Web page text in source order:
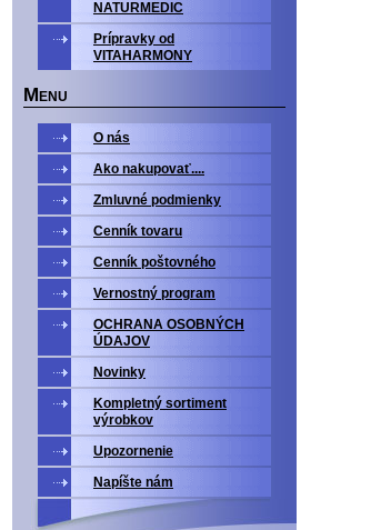
NATURMEDIC
Prípravky od
VITAHARMONY
M ENU
O nás
Ako nakupovať....
Zmluvné podmienky
Cenník tovaru
Cenník poštovného
Vernostný program
OCHRANA OSOBNÝCH
ÚDAJOV
Novinky
Kompletný sortiment
výrobkov
Upozornenie
Napíšte nám